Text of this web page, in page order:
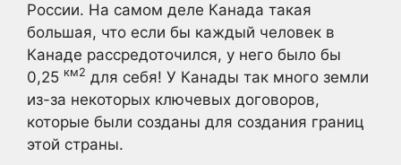
России. На самом деле Канада такая
большая, что если бы каждый человек в
Канаде рассредоточился, у него было бы
0,25 км2 для себя! У Канады так много земли
из-за некоторых ключевых договоров,
которые были созданы для создания границ
этой страны.